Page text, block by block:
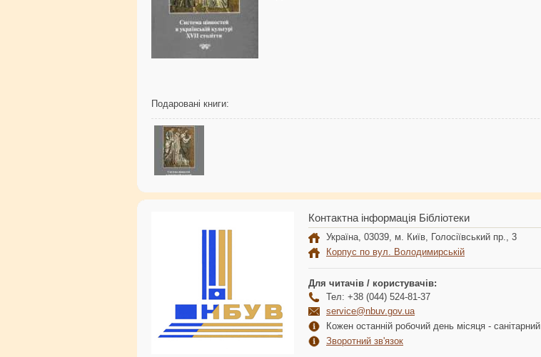
Подаровані книги:
Контактна інформація Бібліотеки
Україна, 03039, м. Київ, Голосіївський пр., 3
Корпус по вул. Володимирській
Для читачів / користувачів:
Тел: +38 (044) 524-81-37
service@nbuv.gov.ua
Кожен останній робочий день місяця - санітарний
Зворотний зв'язок